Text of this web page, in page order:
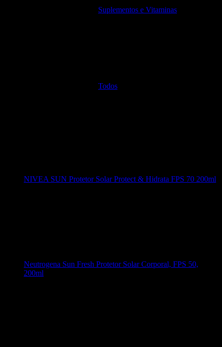
Suplementos e Vitaminas
Todos
NIVEA SUN Protetor Solar Protect & Hidrata FPS 70 200ml
Neutrogena Sun Fresh Protetor Solar Corporal, FPS 50,
200ml